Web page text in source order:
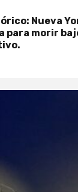
Nueva
para morir